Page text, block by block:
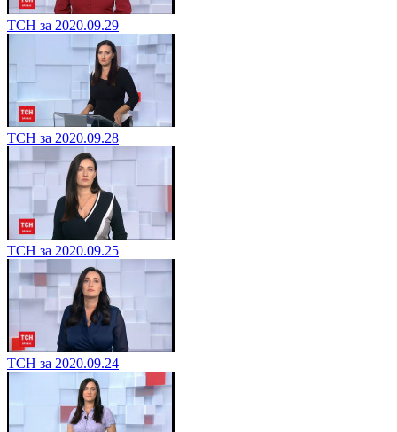
ТСН за 2020.09.29
ТСН за 2020.09.28
ТСН за 2020.09.25
ТСН за 2020.09.24